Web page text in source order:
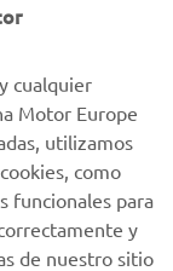
manera
la compra
de disputas
ODR
en relación
Puede
cualquier
Motor Europe
utilizamos
como
funcionales para
y
de nuestro sitio